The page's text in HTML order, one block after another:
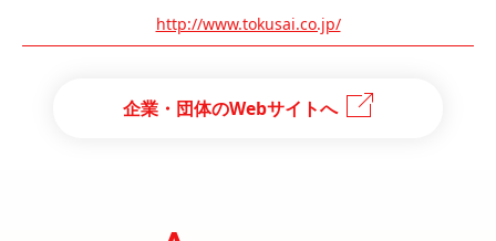
http://www.tokusai.co.jp/
企業・団体のWebサイトへ